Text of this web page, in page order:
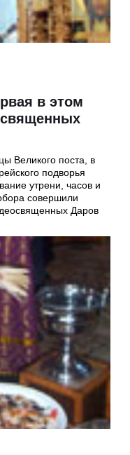
в этом
Великого поста, в
подворья
утрени, часов и
совершили
Даров